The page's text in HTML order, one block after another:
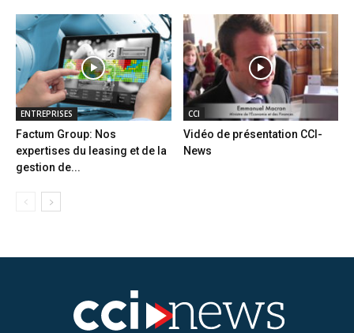
ENTREPRISES
Factum Group: Nos
expertises du leasing et de la
gestion de...
CCI
Vidéo de présentation CCI-
News